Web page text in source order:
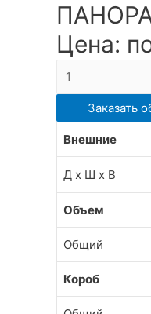
Цена:
Количество
ПАНОРАМНЫЙ
КОНТЕЙНЕР
1416
Заказать
Внешние
Д х Ш х В
Объем
Общий
Короб